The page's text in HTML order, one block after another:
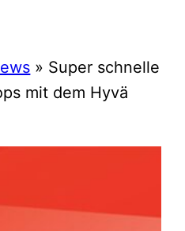
» Super schnelle
mit dem Hyvä